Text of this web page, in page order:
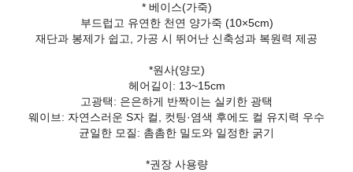
* 베이스(가죽)
부드럽고 유연한 천연 양가죽 (10×5cm)
재단과 봉제가 쉽고, 가공 시 뛰어난 신축성과 복원력 제공
*원사(양모)
헤어길이: 13~15cm
고광택: 은은하게 반짝이는 실키한 광택
웨이브: 자연스러운 S자 컬, 컷팅·염색 후에도 컬 유지력 우수
균일한 모질: 촘촘한 밀도와 일정한 굵기
*권장 사용량